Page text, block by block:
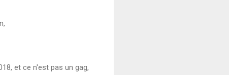
et ce n'est pas un gag,